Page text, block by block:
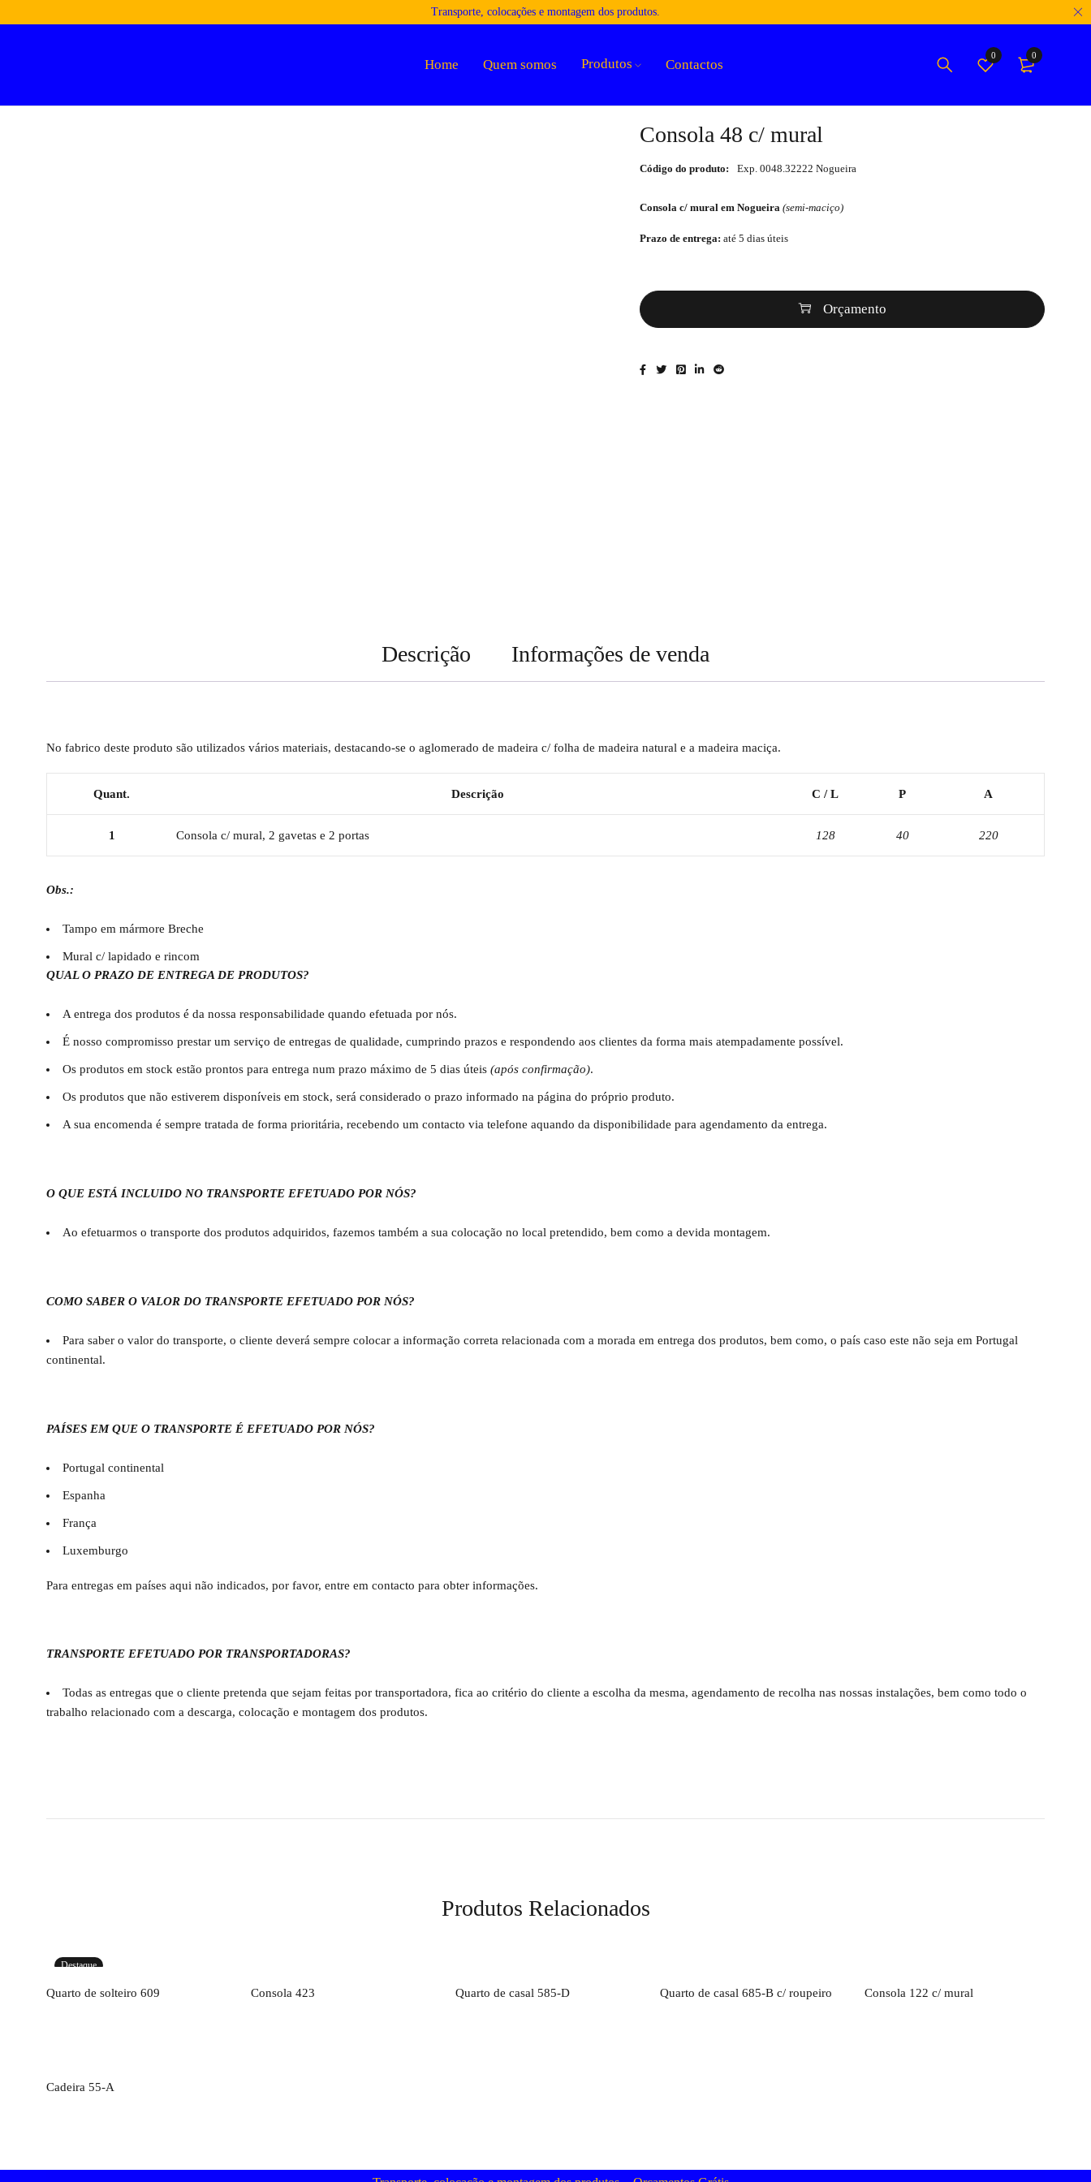
Transporte, colocações e montagem dos produtos.
Home Quem somos Produtos Contactos
0 0
Consola 48 c/ mural
Código do produto: Exp. 0048.32222 Nogueira
Consola c/ mural em Nogueira (semi-maciço)
Prazo de entrega: até 5 dias úteis
Orçamento
Descrição Informações de venda
No fabrico deste produto são utilizados vários materiais, destacando-se o aglomerado de madeira c/ folha de madeira natural e a madeira maciça.
Quant. Descrição C / L P A
1 Consola c/ mural, 2 gavetas e 2 portas 128 40 220
Obs.:
Tampo em mármore Breche
Mural c/ lapidado e rincom
QUAL O PRAZO DE ENTREGA DE PRODUTOS?
A entrega dos produtos é da nossa responsabilidade quando efetuada por nós.
É nosso compromisso prestar um serviço de entregas de qualidade, cumprindo prazos e respondendo aos clientes da forma mais atempadamente possível.
Os produtos em stock estão prontos para entrega num prazo máximo de 5 dias úteis (após confirmação).
Os produtos que não estiverem disponíveis em stock, será considerado o prazo informado na página do próprio produto.
A sua encomenda é sempre tratada de forma prioritária, recebendo um contacto via telefone aquando da disponibilidade para agendamento da entrega.
O QUE ESTÁ INCLUIDO NO TRANSPORTE EFETUADO POR NÓS?
Ao efetuarmos o transporte dos produtos adquiridos, fazemos também a sua colocação no local pretendido, bem como a devida montagem.
COMO SABER O VALOR DO TRANSPORTE EFETUADO POR NÓS?
Para saber o valor do transporte, o cliente deverá sempre colocar a informação correta relacionada com a morada em entrega dos produtos, bem como, o país caso este não seja em Portugal
continental.
PAÍSES EM QUE O TRANSPORTE É EFETUADO POR NÓS?
Portugal continental
Espanha
França
Luxemburgo
Para entregas em países aqui não indicados, por favor, entre em contacto para obter informações.
TRANSPORTE EFETUADO POR TRANSPORTADORAS?
Todas as entregas que o cliente pretenda que sejam feitas por transportadora, fica ao critério do cliente a escolha da mesma, agendamento de recolha nas nossas instalações, bem como todo o
trabalho relacionado com a descarga, colocação e montagem dos produtos.
Produtos Relacionados
Destaque
Quarto de solteiro 609 Consola 423 Quarto de casal 585-D Quarto de casal 685-B c/ roupeiro Consola 122 c/ mural
Cadeira 55-A